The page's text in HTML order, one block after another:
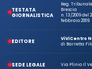
TESTATA
GIORNALISTICA
Reg.
Brescia
n. 13/2009 del
febbraio 2009
EDITORE
ViViCentro
di Barretta
SEDE LEGALE Via Plinio Il